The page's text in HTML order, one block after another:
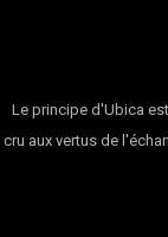
Le principe d'Ubica
cru aux vertus de